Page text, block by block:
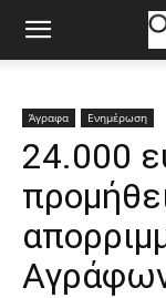
Άγραφα Ενημέρωση
24.000